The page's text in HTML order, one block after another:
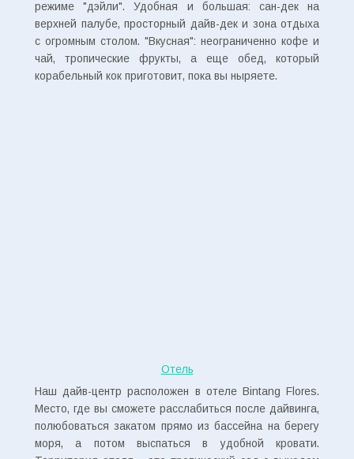
режиме "дэйли". Удобная и большая: сан-дек на
верхней палубе, просторный дайв-дек и зона отдыха
с огромным столом. "Вкусная": неограниченно кофе и
чай, тропические фрукты, а еще обед, который
корабельный кок приготовит, пока вы ныряете.
Отель
Наш дайв-центр расположен в отеле Bintang Flores.
Место, где вы сможете расслабиться после дайвинга,
полюбоваться закатом прямо из бассейна на берегу
моря, а потом выспаться в удобной кровати.